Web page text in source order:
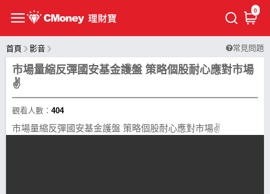
0
首頁 影音 常見問題
市場量縮反彈國安基金護盤 策略個股耐心應對市場
✌
觀看人數： 404
市場量縮反彈國安基金護盤 策略個股耐心應對市場✌